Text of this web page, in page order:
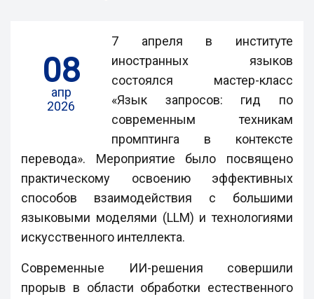
08
апр
2026
7 апреля в институте
иностранных языков
состоялся мастер-класс
«Язык запросов: гид по
современным техникам
промптинга в контексте
перевода». Мероприятие было посвящено
практическому освоению эффективных
способов взаимодействия с большими
языковыми моделями (LLM) и технологиями
искусственного интеллекта.
Современные ИИ-решения совершили
прорыв в области обработки естественного